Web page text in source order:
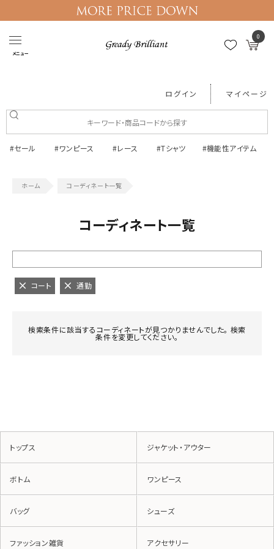
メニュー
0
ログイン マイページ
#セール #ワンピース #レース #Tシャツ #機能性アイテム
コーディネート一覧
コーディネート一覧
コート 通勤
検索条件に該当するコーディネートが見つかりませんでした。 検索
条件を変更してください。
トップス ジャケット・アウター
ボトム ワンピース
バッグ シューズ
ファッション雑貨 アクセサリー